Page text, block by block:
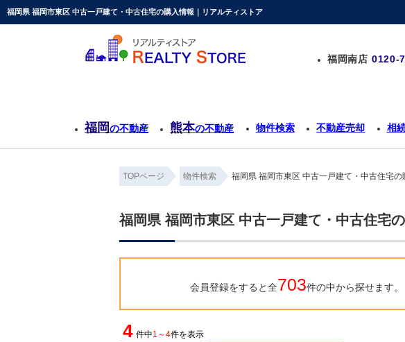
福岡県 福岡市東区 中古一戸建て・中古住宅の購入情報｜リアルティストア
福岡南店 0120-
福岡の不動産 熊本の不動産 物件検索 不動産売却 相
TOPページ 物件検索 福岡県 福岡市東区 中古一戸建て・中古住宅の
福岡県 福岡市東区 中古一戸建て・中古住宅
会員登録をすると全703件の中から探せます。
4 件中1～4件を表示